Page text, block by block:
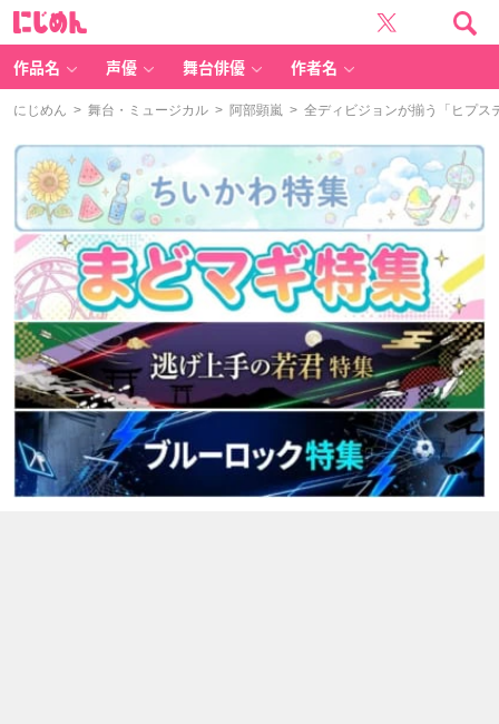
作品名 声優 舞台俳優 作者名
にじめん > 舞台・ミュージカル > 阿部顕嵐 > 全ディビジョンが揃う「ヒプス